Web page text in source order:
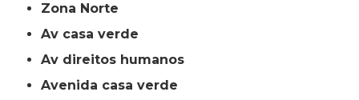
Zona Norte
av casa verde
av direitos humanos
avenida casa verde